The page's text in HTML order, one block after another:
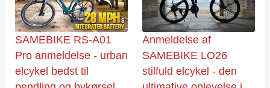
SAMEBIKE RS-A01
Pro anmeldelse - urban
elcykel bedst til
Anmeldelse af
SAMEBIKE LO26
stilfuld elcykel - den